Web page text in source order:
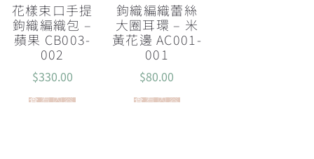
花樣束口手提
鉤織編織包 –
蘋果 CB003-
002
$330.00
查看內容
鉤織編織蕾絲
大圈耳環 – 米
黃花邊 AC001-
001
$80.00
查看內容